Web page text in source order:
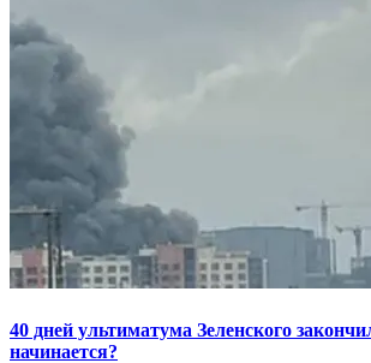
40 дней ультиматума Зеленского
начинается?